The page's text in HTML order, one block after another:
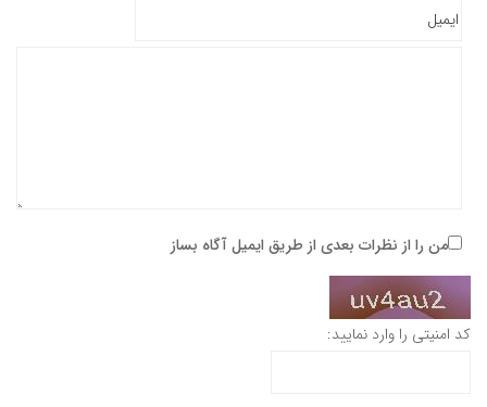
من را از نظرات بعدی از طریق ایمیل آگاه بساز
کد امنیتی را وارد نمایید: